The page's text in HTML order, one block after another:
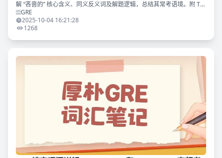
解 “吝啬的” 核心含义、同义反义词及解题逻辑，总结其常考语境。附 TD
版《GRE 填空真题词汇考法精析》免费领
GRE
2025-10-04 16:21:28
1268